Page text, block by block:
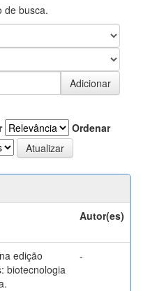
de busca.
Ordenar
Autor(es)
edição
biotecnologia
-